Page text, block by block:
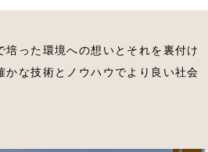
培った環境への想いとそれを裏付け
かな技術とノウハウでより良い社会